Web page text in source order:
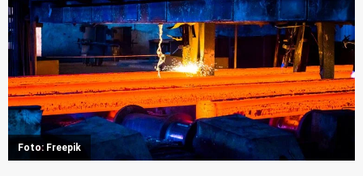
Foto: Freepik